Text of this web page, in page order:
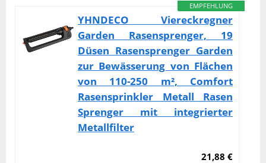
EMPFEHLUNG
YHNDECO Viereckregner
Garden Rasensprenger, 19
Düsen Rasensprenger Garden
zur Bewässerung von Flächen
von 110-250 m², Comfort
Rasensprinkler Metall Rasen
Sprenger mit integrierter
Metallfilter
21,88 €